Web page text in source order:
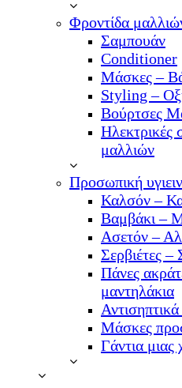
Φροντίδα
Σαμπουάν
Conditioner
Μάσκες –
Styling –
Βούρτσες
Ηλεκτρικές
μαλλιών
Προσωπική
Καλσόν –
Βαμβάκι –
Ασετόν –
Σερβιέτες –
Πάνες
μαντηλάκια
Μάσκες
Γάντια μιας